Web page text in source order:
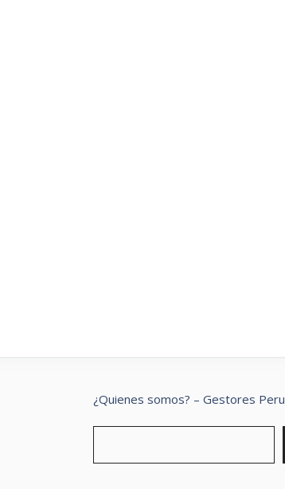
¿Quienes somos? – Gestores Peru